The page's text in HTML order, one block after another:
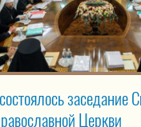
заседание
Церкви